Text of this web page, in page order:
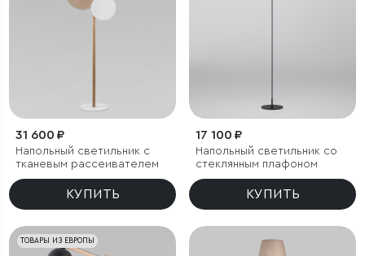
31 600 ₽
Напольный светильник с
тканевым рассеивателем
КУПИТЬ
17 100 ₽
Напольный светильник со
стеклянным плафоном
КУПИТЬ
ТОВАРЫ ИЗ ЕВРОПЫ